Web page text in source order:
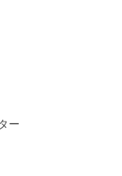
ー